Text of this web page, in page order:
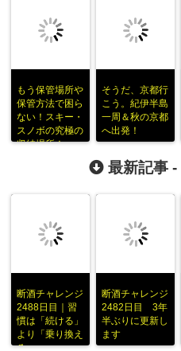
もう保管場所や
保管方法で困ら
ない！スキー・
スノボの究極の
収納場所！
そうだ、京都行
こう。紀伊半島
一周＆秋の京都
へ出発！
最新記事 -
断酒チャレンジ
2488日目｜習
慣は「続ける」
より「乗り換え
る」
断酒チャレンジ
2482日目 3年
半ぶりに更新し
ます